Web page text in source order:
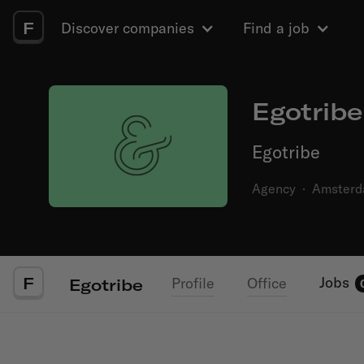
F Discover companies Find a job
Egotribe
Egotribe
Agency ·
F Egotribe Profile Office Jobs